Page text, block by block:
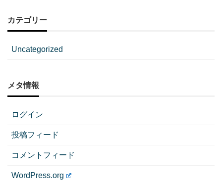
カテゴリー
Uncategorized
メタ情報
ログイン
投稿フィード
コメントフィード
WordPress.org